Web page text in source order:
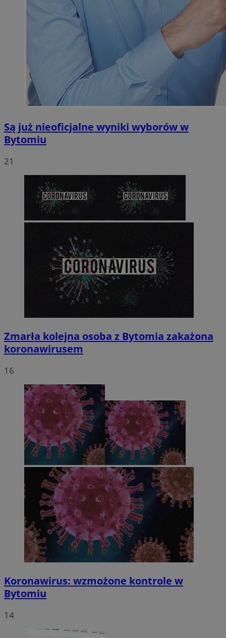
Są już nieoficjalne wyniki wyborów w
Bytomiu
21
Zmarła kolejna osoba z Bytomia zakażona
koronawirusem
16
Koronawirus: wzmożone kontrole w
Bytomiu
14